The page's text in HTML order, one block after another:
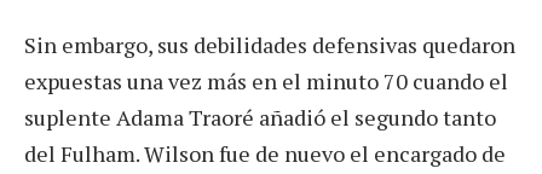
Sin embargo, sus debilidades defensivas quedaron
expuestas una vez más en el minuto 70 cuando el
suplente Adama Traoré añadió el segundo tanto
del Fulham. Wilson fue de nuevo el encargado de